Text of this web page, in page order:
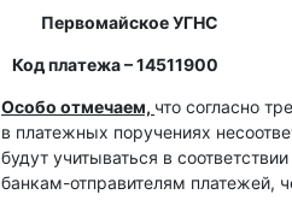
Первомайское УГНС
Код платежа – 14511900
Особо отмечаем, что согласно
в платежных поручениях
будут учитываться в
банкам-отправителям платежей,